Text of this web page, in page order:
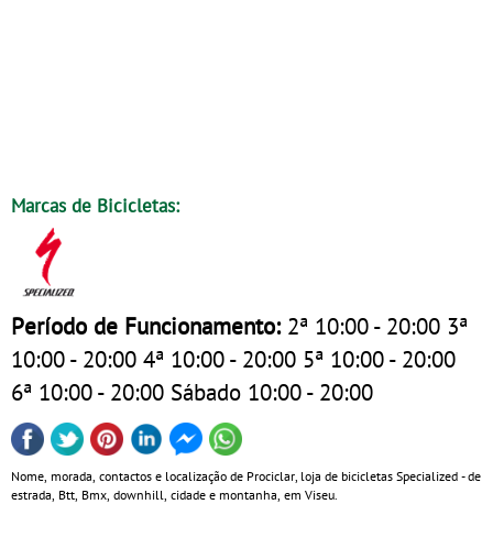
Marcas de Bicicletas:
Período de Funcionamento: 2ª 10:00 - 20:00 3ª
10:00 - 20:00 4ª 10:00 - 20:00 5ª 10:00 - 20:00
6ª 10:00 - 20:00 Sábado 10:00 - 20:00
Nome, morada, contactos e localização de Prociclar, loja de bicicletas Specialized - de
estrada, Btt, Bmx, downhill, cidade e montanha, em Viseu.